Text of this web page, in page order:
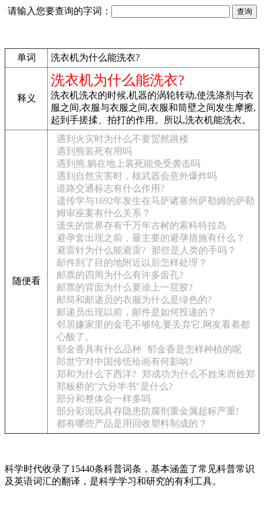
请输入您要查询的字词：
单词 洗衣机为什么能洗衣?
释义
洗衣机为什么能洗衣?
洗衣机洗衣的时候,机器的涡轮转动,使洗涤剂与衣
服之间,衣服与衣服之间,衣服和筒壁之间发生摩擦,
起到手搓揉、拍打的作用。所以,洗衣机能洗衣。
随便看
遇到火灾时为什么不要贸然跳楼
遇到熊装死有用吗
遇到熊,躺在地上装死能免受袭击吗
遇到自然灾害时，核武器会意外爆炸吗
道路交通标志有什么作用?
遗传学与1692年发生在马萨诸塞州萨勒姆的萨勒
姆审巫案有什么关系？
遗失的世界存有千万年古树的索科特拉岛
避孕套出现之前，最主要的避孕措施有什么？
避雷针为什么能避雷?
那些是人类的手吗？
邮件到了目的地附近以后怎样处理？
邮票的四周为什么有许多齿孔?
邮票的背面为什么要涂上一层胶?
邮筒和邮递员的衣服为什么是绿色的?
邮递员出现以前，邮件是如何投递的？
邻居嫌家里的金毛不够纯,要丢弃它,网友看着都
心酸了。
郁金香具有什么品种
郁金香是怎样种植的呢
郎世宁对中国传统绘画有何影响?
郑和为什么下西洋? 郑成功为什么不姓朱而姓郑
郑板桥的"六分半书"是什么?
部分和整体会一样多吗
部分彩泥玩具存隐患防腐剂重金属超标严重!
都有哪些产品是用回收塑料制成的？
科学时代收录了15440条科普词条，基本涵盖了常见科普常识
及英语词汇的翻译，是科学学习和研究的有利工具。